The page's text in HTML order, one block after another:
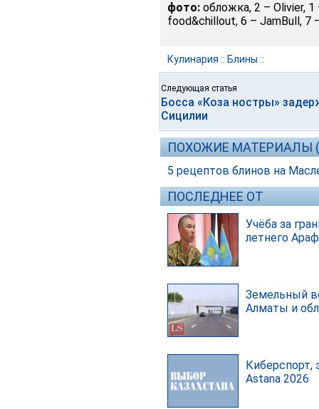
фото: обложка, 2 – Olivier,
food&chillout, 6 – JamBull, 7
Кулинария :: Блины ::
Следующая статья
Босса «Коза ностры»
Сицилии
ПОХОЖИЕ МАТЕРИАЛЫ
5 рецептов блинов на
ПОСЛЕДНЕЕ ОТ
Учёба за
летнего
Земельный
Алматы и
Киберспорт,
Astana 2026